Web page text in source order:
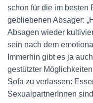
schon für die im besten
gebliebenen Absager:
Absagen wieder
sein nach dem
Immerhin gibt es ja
gestützter
Sofa zu verlassen:
SexualpartnerInnen